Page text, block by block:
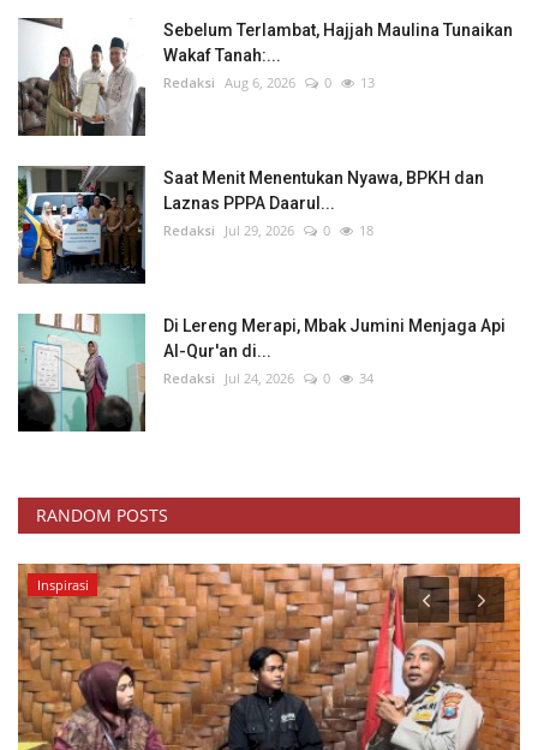
Sebelum Terlambat, Hajjah Maulina Tunaikan
Wakaf Tanah:...
Redaksi Aug 6, 2026 0 13
Saat Menit Menentukan Nyawa, BPKH dan
Laznas PPPA Daarul...
Redaksi Jul 29, 2026 0 18
Di Lereng Merapi, Mbak Jumini Menjaga Api
Al-Qur'an di...
Redaksi Jul 24, 2026 0 34
RANDOM POSTS
Inspirasi